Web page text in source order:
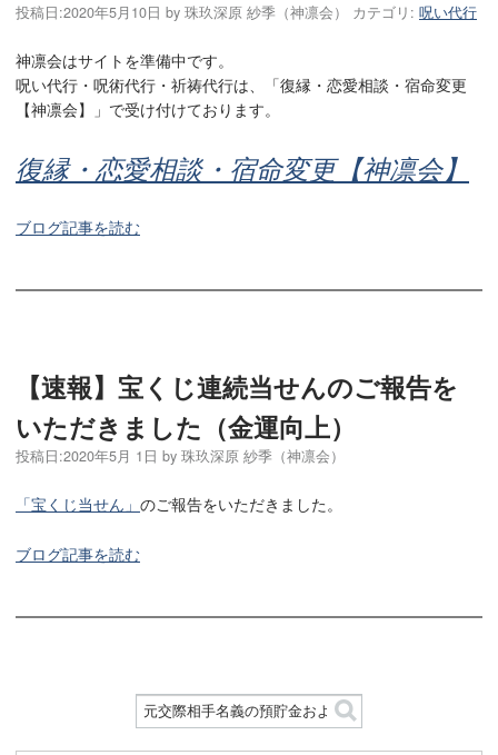
投稿日:2020年5月10日 by 珠玖深原 紗季（神凛会） カテゴリ: 呪い代行
神凛会はサイトを準備中です。
呪い代行・呪術代行・祈祷代行は、「復縁・恋愛相談・宿命変更
【神凛会】」で受け付けております。
復縁・恋愛相談・宿命変更【神凛会】
ブログ記事を読む
【速報】宝くじ連続当せんのご報告を
いただきました（金運向上）
投稿日:2020年5月 1日 by 珠玖深原 紗季（神凛会）
「宝くじ当せん」 のご報告をいただきました。
ブログ記事を読む